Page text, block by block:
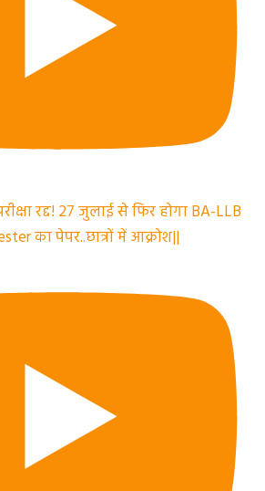
रद्द! 27 जुलाई से फिर होगा BA-LLB
का पेपर..छात्रों में आक्रोश||